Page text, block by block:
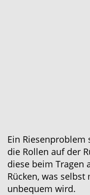
Ein Riesenproblem
die Rollen auf der
diese beim Tragen
Rücken, was
unbequem wird.